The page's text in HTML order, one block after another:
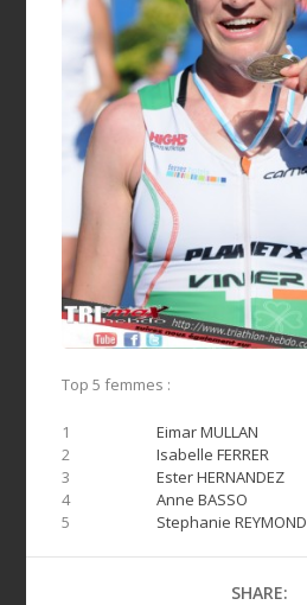
Top 5 femmes :
1 Eimar MULLAN
2
Isabelle FERRER
3
Ester HERNANDEZ
4
Anne BASSO
5
Stephanie REYMOND
SHARE: